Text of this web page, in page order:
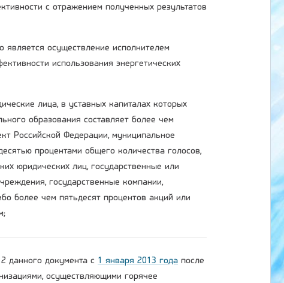
с отражением полученных результатов
является осуществление исполнителем
использования энергетических
лица, в уставных капиталах которых
образования составляет более чем
Российской Федерации, муниципальное
процентами общего количества голосов,
юридических лиц, государственные или
государственные компании,
более чем пятьдесят процентов акций или
данного документа с 1 января 2013 года после
осуществляющими горячее